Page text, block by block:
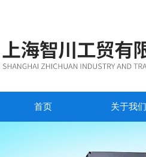
首页 关于我们